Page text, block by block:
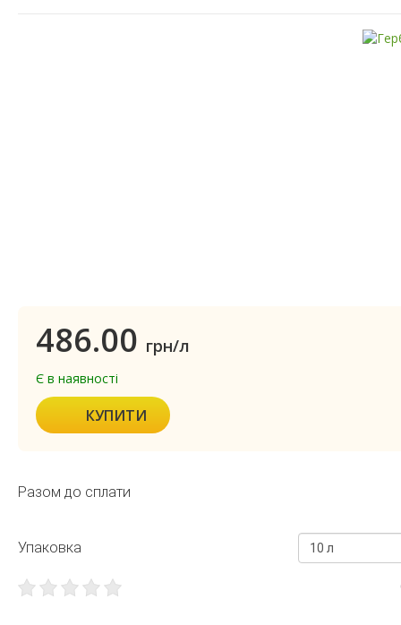
486.00 грн/л
Є в наявності
КУПИТИ
Разом до сплати
Упаковка 10 л